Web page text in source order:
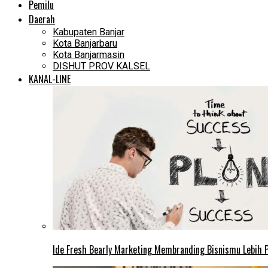
Pemilu
Daerah
Kabupaten Banjar
Kota Banjarbaru
Kota Banjarmasin
DISHUT PROV KALSEL
KANAL-LINE
Ide Fresh Bearly Marketing Membranding Bisnismu Lebih